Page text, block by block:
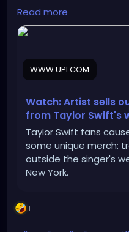
-Swift-Travis-Kelse-
sale/7321783693617/
Read more
WWW.UPI.COM
Watch: Artist sells
from Taylor Swift's
Taylor Swift fans
some unique merch:
outside the singer's
New York.
1